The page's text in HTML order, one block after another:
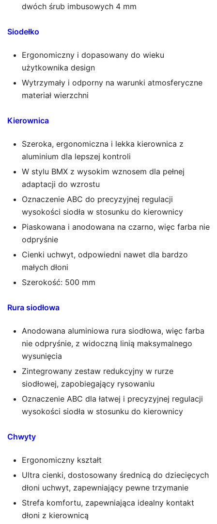
dwóch śrub imbusowych 4 mm
Siodełko
Ergonomiczny i dopasowany do wieku
użytkownika design
Wytrzymały i odporny na warunki atmosferyczne
materiał wierzchni
Kierownica
Szeroka, ergonomiczna i lekka kierownica z
aluminium dla lepszej kontroli
W stylu BMX z wysokim wznosem dla pełnej
adaptacji do wzrostu
Oznaczenie ABC do precyzyjnej regulacji
wysokości siodła w stosunku do kierownicy
Piaskowana i anodowana na czarno, więc farba nie
odpryśnie
Cienki uchwyt, odpowiedni nawet dla bardzo
małych dłoni
Szerokość: 500 mm
Rura siodłowa
Anodowana aluminiowa rura siodłowa, więc farba
nie odpryśnie, z widoczną linią maksymalnego
wysunięcia
Zintegrowany zestaw redukcyjny w rurze
siodłowej, zapobiegający rysowaniu
Oznaczenie ABC dla łatwej i precyzyjnej regulacji
wysokości siodła w stosunku do kierownicy
Chwyty
Ergonomiczny kształt
Ultra cienki, dostosowany średnicą do dziecięcych
dłoni uchwyt, zapewniający pewne trzymanie
Strefa komfortu, zapewniająca idealny kontakt
dłoni z kierownicą